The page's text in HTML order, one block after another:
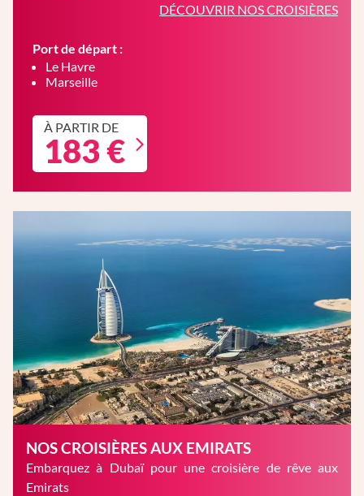
DÉCOUVRIR NOS CROISIÈRES
Port de départ :
Le Havre
Marseille
À PARTIR DE
183 €
NOS CROISIÈRES AUX EMIRATS
Embarquez à Dubaï pour une croisière de rêve aux
Emirats